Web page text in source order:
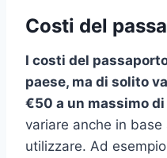
Costi del
I costi del
paese, ma di solito
€50 a un massimo
variare anche in
utilizzare. Ad